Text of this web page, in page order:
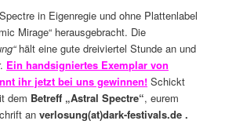
in Eigenregie und ohne Plattenlabel
Mirage“ herausgebracht. Die
hält eine gute dreiviertel Stunde an und
Ein handsigniertes Exemplar von
ihr jetzt bei uns gewinnen! Schickt
dem Betreff „Astral Spectre“, eurem
anverlosung(at)dark-festivals.de .